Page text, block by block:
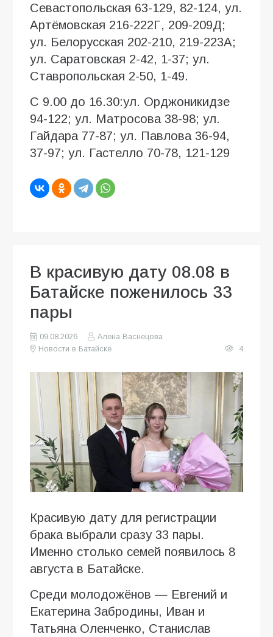
Севастопольская 63-129, 82-124, ул.
Артёмовская 216-222Г, 209-209Д;
ул. Белорусская 202-210, 219-223А;
ул. Саратовская 2-42, 1-37; ул.
Ставропольская 2-50, 1-49.
С 9.00 до 16.30:ул. Орджоникидзе
94-122; ул. Матросова 38-98; ул.
Гайдара 77-87; ул. Павлова 36-94,
37-97; ул. Гастелло 70-78, 121-129
В красивую дату 08.08 в
Батайске поженилось 33
пары
09.08.2026
Алена Васнецова
Новости в Батайске
4
Красивую дату для регистрации
брака выбрали сразу 33 пары.
Именно столько семей появилось 8
августа в Батайске.
Среди молодожёнов — Евгений и
Екатерина Забродины, Иван и
Татьяна Оленченко, Станислав